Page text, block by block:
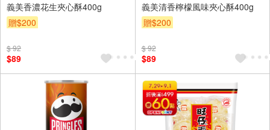
義美香濃花生夾心酥400g
贈$200
$ 92
$89
義美清香檸檬風味夾心酥400g
贈$200
$ 92
$89